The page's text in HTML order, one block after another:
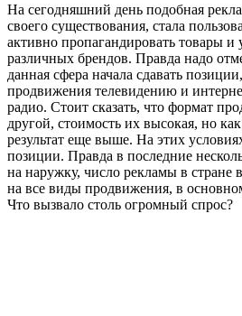
На сегодняшний день подобная
своего существования, стала
активно пропагандировать товары и
различных брендов. Правда надо
данная сфера начала сдавать
продвижения телевидению и
радио. Стоит сказать, что формат
другой, стоимость их высокая, но
результат еще выше. На этих
позиции. Правда в последние
на наружку, число рекламы в стране
на все виды продвижения, в
Что вызвало столь огромный спрос?